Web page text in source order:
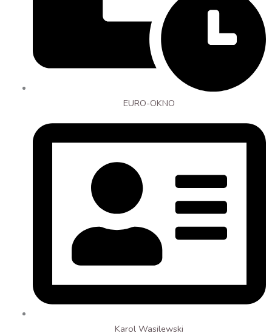
EURO-OKNO
Karol Wasilewski